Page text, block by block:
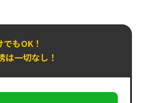
もOK！
は一切なし！